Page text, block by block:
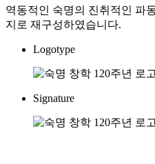
역동적인 숙명의 진취적인 파
지로 재구성하였습니다.
Logotype
Signature